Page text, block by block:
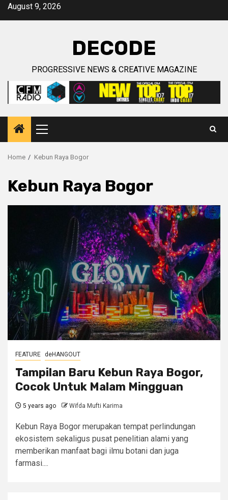
SkipAugust 9, 2026
DECODE
PROGRESSIVE NEWS & CREATIVE MAGAZINE
Primary
Menu
Home Kebun Raya Bogor
Kebun Raya Bogor
FEATURE deHANGOUT
Tampilan Baru Kebun Raya Bogor,
Cocok Untuk Malam Mingguan
5 years ago Wifda Mufti Karima
Kebun Raya Bogor merupakan tempat perlindungan
ekosistem sekaligus pusat penelitian alami yang
memberikan manfaat bagi ilmu botani dan juga
farmasi....